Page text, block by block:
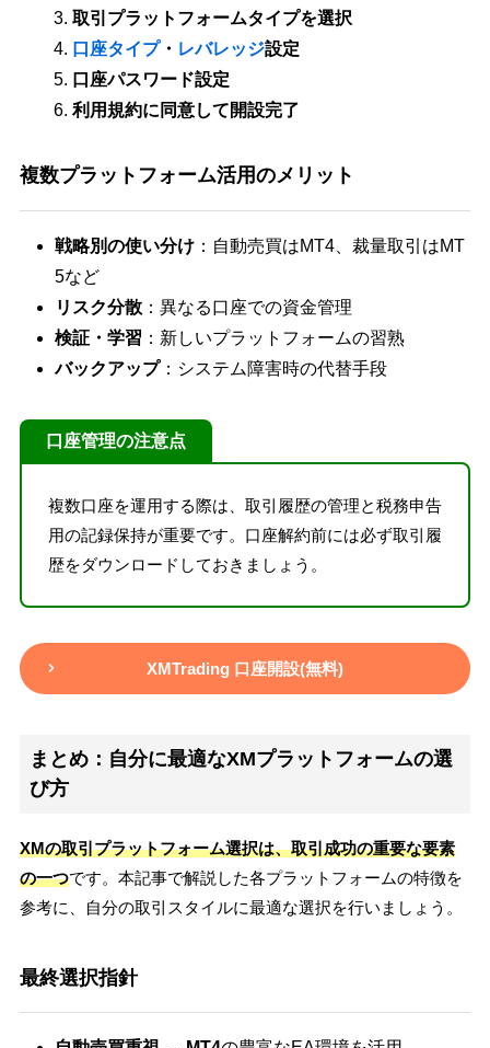
取引プラットフォームタイプを選択
口座タイプ・ レバレッジ設定
口座パスワード設定
利用規約に同意して開設完了
複数プラットフォーム活用のメリット
戦略別の使い分け：自動売買はMT4、裁量取引はMT
5など
リスク分散：異なる口座での資金管理
検証・学習 ：新しいプラットフォームの習熟
バックアップ：システム障害時の代替手段
口座管理の注意点
複数口座を運用する際は、取引履歴の管理と税務申告
用の記録保持が重要です。口座解約前には必ず取引履
歴をダウンロードしておきましょう。
XMTrading 口座開設(無料)
まとめ：自分に最適なXMプラットフォームの選
び方
XMの取引プラットフォーム選択は、取引成功の重要な要素
の一つです。本記事で解説した各プラットフォームの特徴を
参考に、自分の取引スタイルに最適な選択を行いましょう。
最終選択指針